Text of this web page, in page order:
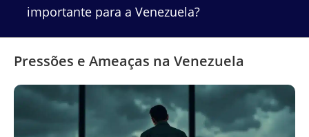
importante para a Venezuela?
Pressões e Ameaças na Venezuela